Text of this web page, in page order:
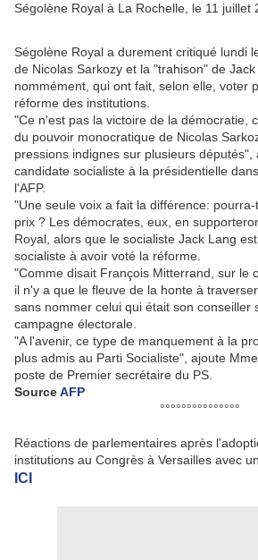
Ségolène Royal à La Rochelle, le 11 juillet
Ségolène Royal a durement critiqué lundi
de Nicolas Sarkozy et la "trahison" de
nommément, qui ont fait, selon elle, voter
réforme des institutions.
"Ce n'est pas la victoire de la démocratie,
du pouvoir monocratique de Nicolas
pressions indignes sur plusieurs
candidate socialiste à la présidentielle
l'AFP.
"Une seule voix a fait la différence:
prix ? Les démocrates, eux, en
Royal, alors que le socialiste Jack Lang
socialiste à avoir voté la réforme.
"Comme disait François Mitterrand, sur le
il n'y a que le fleuve de la honte à
sans nommer celui qui était son conseiller
campagne électorale.
"A l'avenir, ce type de manquement à la
plus admis au Parti Socialiste", ajoute
poste de Premier secrétaire du PS.
SourceAFP
°°°°°°°°°°°°°°°
Réactions de parlementaires après
institutions au Congrès à Versailles avec
ICI